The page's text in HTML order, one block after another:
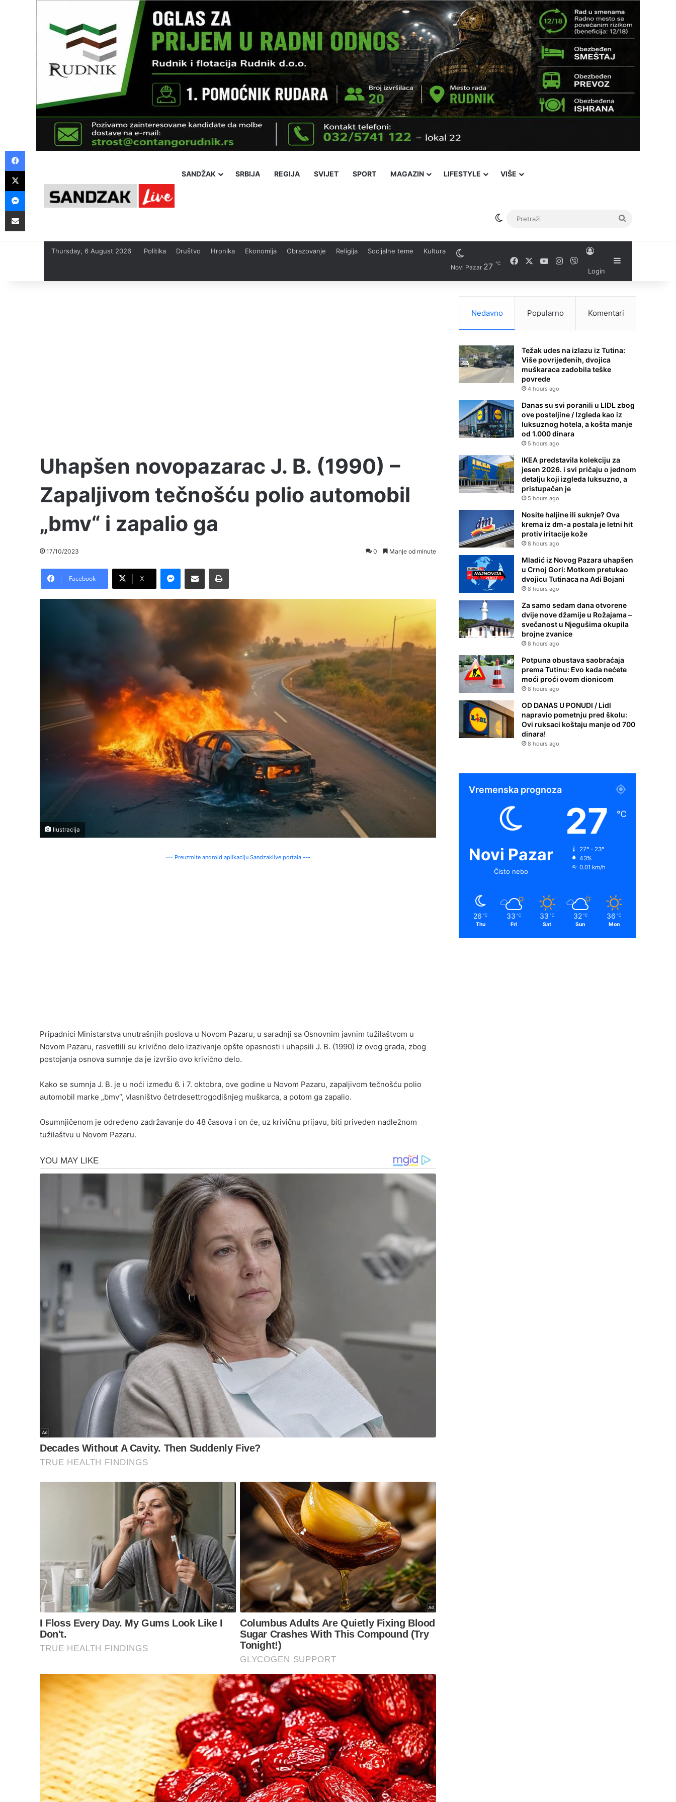
SANDŽAK SRBIJA REGIJA SVIJET SPORT MAGAZIN LIFESTYLE VIŠE
Switch skin
Thursday, 6 August 2026 Politika Društvo Hronika Ekonomija Obrazovanje Religija Socijalne teme Kultura
Novi Pazar 27 ℃ FacebookYouTubeInstagram
Login
Sidebar
Uhapšen novopazarac J. B. (1990) –
Zapaljivom tečnošću polio automobil
„bmv“ i zapalio ga
17/10/2023 0 Manje od minute
Facebook X
Messenger
Pošalji preko E-Maila Printaj
Ilustracija
--- Preuzmite android aplikaciju Sandzaklive portala ---
Pripadnici Ministarstva unutrašnjih poslova u Novom Pazaru, u saradnji sa Osnovnim javnim tužilaštvom u
Novom Pazaru, rasvetlili su krivično delo izazivanje opšte opasnosti i uhapsili J. B. (1990) iz ovog grada, zbog
postojanja osnova sumnje da je izvršio ovo krivično delo.
Kako se sumnja J. B. je u noći između 6. i 7. oktobra, ove godine u Novom Pazaru, zapaljivom tečnošću polio
automobil marke „bmv“, vlasništvo četrdesettrogodišnjeg muškarca, a potom ga zapalio.
Osumnjičenom je određeno zadržavanje do 48 časova i on će, uz krivičnu prijavu, biti priveden nadležnom
tužilaštvu u Novom Pazaru.
Nedavno Popularno Komentari
Težak udes na izlazu iz Tutina:
Više povrijeđenih, dvojica
muškaraca zadobila teške
povrede
4 hours ago
Danas su svi poranili u LIDL zbog
ove posteljine / Izgleda kao iz
luksuznog hotela, a košta manje
od 1.000 dinara
5 hours ago
IKEA predstavila kolekciju za
jesen 2026. i svi pričaju o jednom
detalju koji izgleda luksuzno, a
pristupačan je
5 hours ago
Nosite haljine ili suknje? Ova
krema iz dm-a postala je letni hit
protiv iritacije kože
8 hours ago
Mladić iz Novog Pazara uhapšen
u Crnoj Gori: Motkom pretukao
dvojicu Tutinaca na Adi Bojani
8 hours ago
Za samo sedam dana otvorene
dvije nove džamije u Rožajama –
svečanost u Njegušima okupila
brojne zvanice
8 hours ago
Potpuna obustava saobraćaja
prema Tutinu: Evo kada nećete
moći proći ovom dionicom
8 hours ago
OD DANAS U PONUDI / Lidl
napravio pometnju pred školu:
Ovi ruksaci koštaju manje od 700
dinara!
8 hours ago
Vremenska prognoza
Novi Pazar
Čisto nebo
27 ℃
27º - 23º
43%
0.01 km/h
26 ℃
Thu
33 ℃
Fri
33 ℃
Sat
32 ℃
Sun
36 ℃
Mon
Facebook
X
Messenger
Pošalji preko E-Maila